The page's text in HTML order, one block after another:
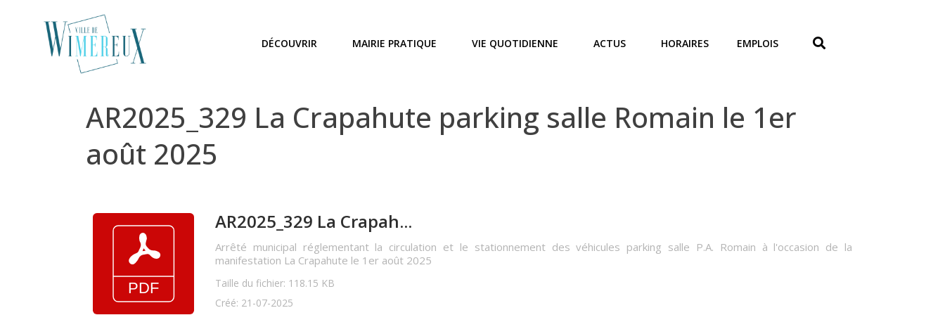
DÉCOUVRIR MAIRIE PRATIQUE VIE QUOTIDIENNE ACTUS HORAIRES EMPLOIS
AR2025_329 La Crapahute parking salle Romain le 1er
août 2025
AR2025_329 La Crapah...
Arrêté municipal réglementant la circulation et le stationnement des véhicules parking salle P.A. Romain à l'occasion de la
manifestation La Crapahute le 1er août 2025
Taille du fichier: 118.15 KB
Créé: 21-07-2025